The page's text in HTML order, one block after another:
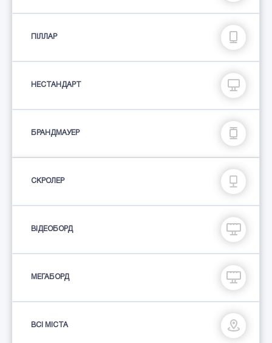
ПIЛЛАР
НЕСТАНДАРТ
БРАНДМАУЕР
СКРОЛЕР
ВІДЕОБОРД
МЕГАБОРД
ВСІ МІСТА